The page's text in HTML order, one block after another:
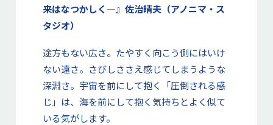
来はなつかしく―』佐治晴夫（アノニマ・ス
タジオ）
途方もない広さ。たやすく向こう側にはいけ
ない遠さ。さびしささえ感じてしまうような
深淵さ。宇宙を前にして抱く「圧倒される感
じ」は、海を前にして抱く気持ちとよく似て
いる気がします。